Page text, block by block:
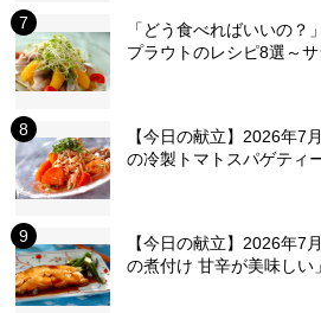
「どう食べればいいの？
プラウトのレシピ8選～
【今日の献立】2026年7
の冷製トマトスパゲティー
【今日の献立】2026年7
の煮付け 甘辛が美味しい」